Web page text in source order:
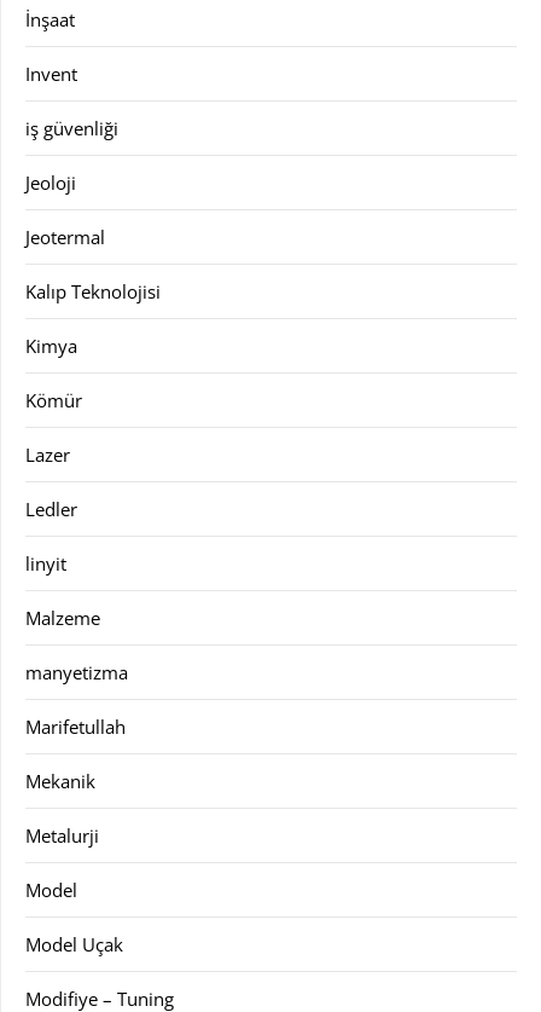
İnşaat
Invent
iş güvenliği
Jeoloji
Jeotermal
Kalıp Teknolojisi
Kimya
Kömür
Lazer
Ledler
linyit
Malzeme
manyetizma
Marifetullah
Mekanik
Metalurji
Model
Model Uçak
Modifiye – Tuning